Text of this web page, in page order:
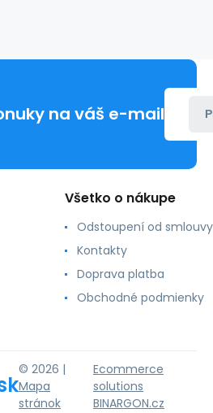
na váš e-mail
Všetko o nákupe
Odstoupení od smlouvy
Kontakty
Doprava platba
Obchodné podmienky
© 2026 |
Mapa
stránok
Ecommerce
solutions
BINARGON.cz